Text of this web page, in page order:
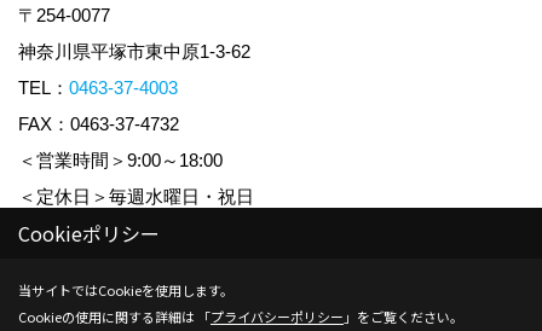
〒254-0077
神奈川県平塚市東中原1-3-62
TEL： 0463-37-4003
FAX：0463-37-4732
＜営業時間＞9:00～18:00
＜定休日＞毎週水曜日・祝日
Copyright (c) KUDO KOUMUTEN CO.,LTD. All Rights Reserved.
Produced byゴデスクリエイト
Cookieポリシー
当サイトではCookieを使用します。
Cookieの使用に関する詳細は 「プライバシーポリシー 」をご覧ください。